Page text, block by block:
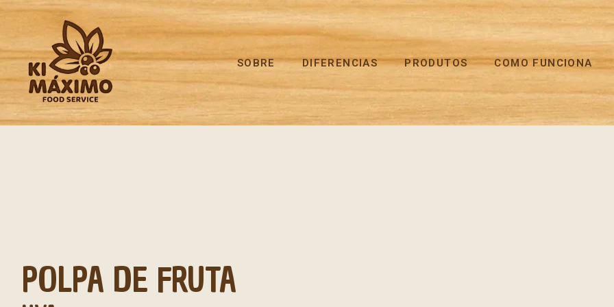
SOBRE DIFERENCIAS PRODUTOS COMO FUNCIONA
POLPA DE FRUTA